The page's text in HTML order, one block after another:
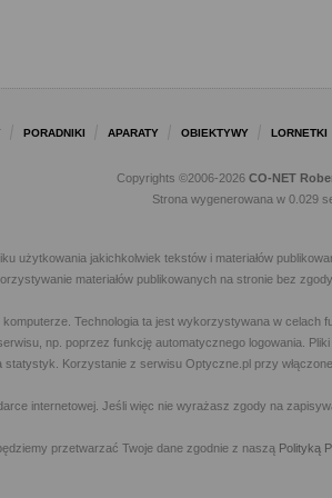
PORADNIKI APARATY OBIEKTYWY LORNETKI
Copyrights ©2006-2026 CO-NET
Strona wygenerowana w 0.029
użytkowania jakichkolwiek tekstów i materiałów
materiałów publikowanych na stronie bez
Technologia ta jest wykorzystywana w
np. poprzez funkcję automatycznego logowania.
Korzystanie z serwisu Optyczne.pl przy
internetowej. Jeśli więc nie wyrażasz zgody na
przetwarzać Twoje dane zgodnie z naszą Polityką